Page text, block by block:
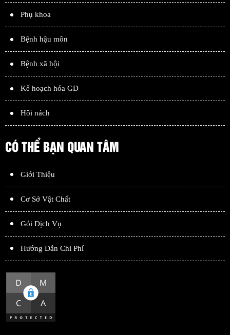
Phụ khoa
Bệnh hậu môn
Bệnh xã hội
Kế hoạch hóa GD
Hôi nách
CÓ THỂ BẠN QUAN TÂM
Giới Thiệu
Cơ Sở Vật Chất
Gói Dịch Vụ
Hướng Dẫn Chi Phí